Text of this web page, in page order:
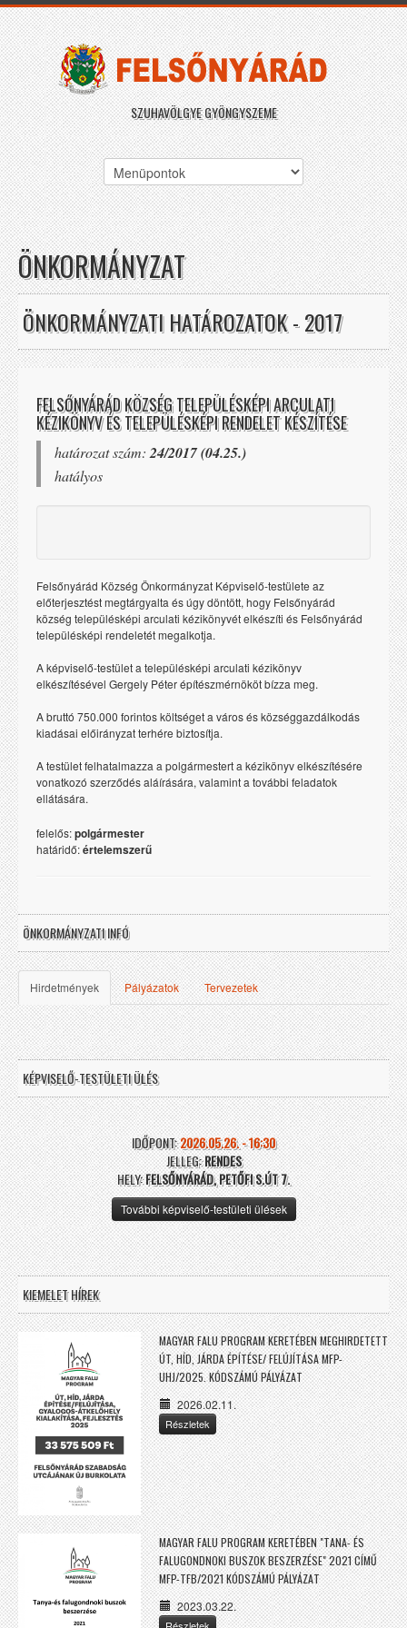
SZUHAVÖLGYE GYÖNGYSZEME
ÖNKORMÁNYZAT
ÖNKORMÁNYZATI HATÁROZATOK - 2017
FELSŐNYÁRÁD KÖZSÉG TELEPÜLÉSKÉPI ARCULATI
KÉZIKÖNYV ÉS TELEPÜLÉSKÉPI RENDELET KÉSZÍTÉSE
határozat szám: 24/2017 (04.25.)
hatályos
Felsőnyárád Község Önkormányzat Képviselő-testülete az
előterjesztést megtárgyalta és úgy döntött, hogy Felsőnyárád
község településképi arculati kézikönyvét elkészíti és Felsőnyárád
településképi rendeletét megalkotja.
A képviselő-testület a településképi arculati kézikönyv
elkészítésével Gergely Péter építészmérnököt bízza meg.
A bruttó 750.000 forintos költséget a város és községgazdálkodás
kiadásai előirányzat terhére biztosítja.
A testület felhatalmazza a polgármestert a kézikönyv elkészítésére
vonatkozó szerződés aláírására, valamint a további feladatok
ellátására.
felelős:polgármester
határidő:értelemszerű
ÖNKORMÁNYZATI INFÓ
Hirdetmények Pályázatok Tervezetek
KÉPVISELŐ-TESTÜLETI ÜLÉS
IDŐPONT:2026.05.26. - 16:30
JELLEG:RENDES
HELY:FELSŐNYÁRÁD, PETŐFI S.ÚT 7.
További képviselő-testületi ülések
KIEMELET HÍREK
MAGYAR FALU PROGRAM KERETÉBEN MEGHIRDETETT
ÚT, HÍD, JÁRDA ÉPÍTÉSE/ FELÚJÍTÁSA MFP-
UHJ/2025. KÓDSZÁMÚ PÁLYÁZAT
2026.02.11.
Részletek
MAGYAR FALU PROGRAM KERETÉBEN "TANA- ÉS
FALUGONDNOKI BUSZOK BESZERZÉSE" 2021 CÍMŰ
MFP-TFB/2021 KÓDSZÁMÚ PÁLYÁZAT
2023.03.22.